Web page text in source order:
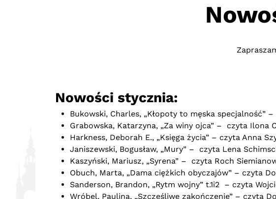
Nowości stycznia:
Bukowski, Charles, „Kłopoty to męska specjalność”
Grabowska, Katarzyna, „Za winy ojca” – czyta Ilona
Harkness, Deborah E., „Księga życia” – czyta Anna
Janiszewski, Bogusław, „Mury” – czyta Lena
Kaszyński, Mariusz, „Syrena” – czyta Roch
Obuch, Marta, „Dama ciężkich obyczajów” – czyta
Sanderson, Brandon, „Rytm wojny” t.1i2 – czyta
Wróbel, Paulina, „Szczęśliwe zakończenie” – czyta